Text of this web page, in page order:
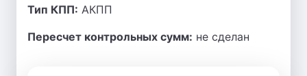
Тип КПП: АКПП
Пересчет контрольных сумм: не сделан